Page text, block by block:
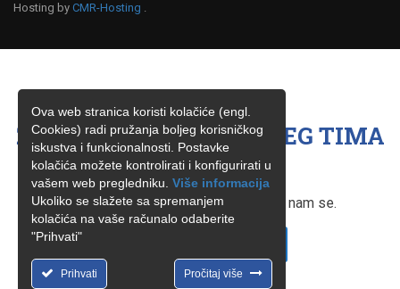
Hosting by CMR-Hosting .
ŽELITE BITI ČLAN NAŠEG TIMA
?
Ukoliko ste zainteresirani, obratite nam se.
Ova web stranica koristi kolačiće (engl.
Cookies) radi pružanja boljeg korisničkog
iskustva i funkcionalnosti. Postavke
kolačića možete kontrolirati i konfigurirati u
vašem web pregledniku. Više informacija
Ukoliko se slažete sa spremanjem
kolačića na vaše računalo odaberite
"Prihvati"
Prihvati Pročitaj više